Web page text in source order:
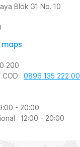
Blok G1 No. 10
maps
200
COD : 0896 135 222 00
- 20:00
: 12:00 - 20:00